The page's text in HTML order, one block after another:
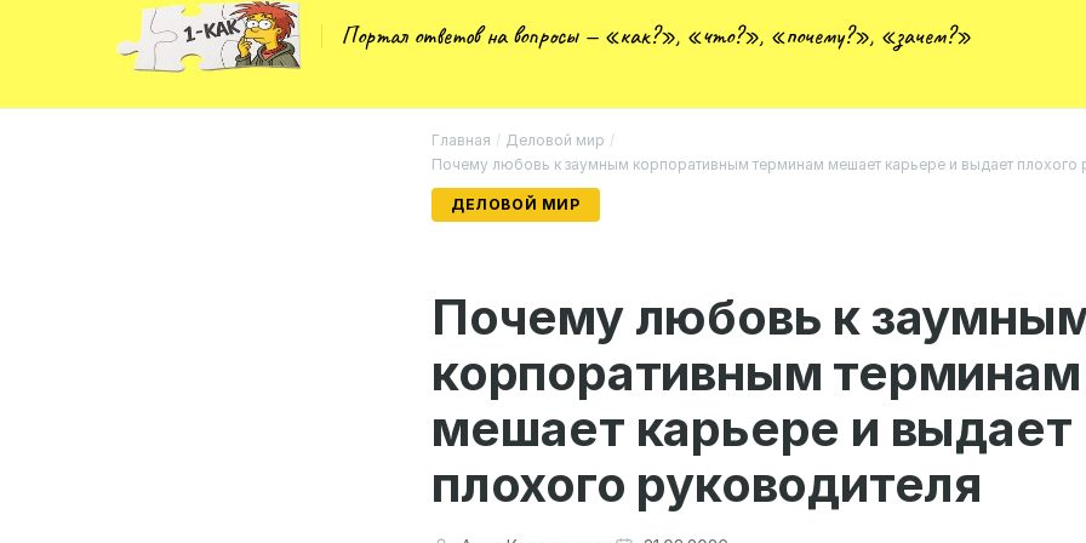
Портал ответов на вопросы — «как?», «что?», «почему?», «зачем?»
Главная / Деловой мир /
Почему любовь к заумным корпоративным терминам мешает карьере и выдает плохого
ДЕЛОВОЙ МИР
Почему любовь к
корпоративным терминам
мешает карьере и выдает
плохого руководителя